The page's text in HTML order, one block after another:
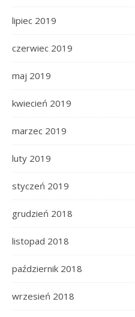
lipiec 2019
czerwiec 2019
maj 2019
kwiecień 2019
marzec 2019
luty 2019
styczeń 2019
grudzień 2018
listopad 2018
październik 2018
wrzesień 2018